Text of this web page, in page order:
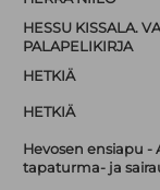
HESSU KISSALA.
PALAPELIKIRJA
HETKIÄ
HETKIÄ
Hevosen ensiapu -
tapaturma- ja